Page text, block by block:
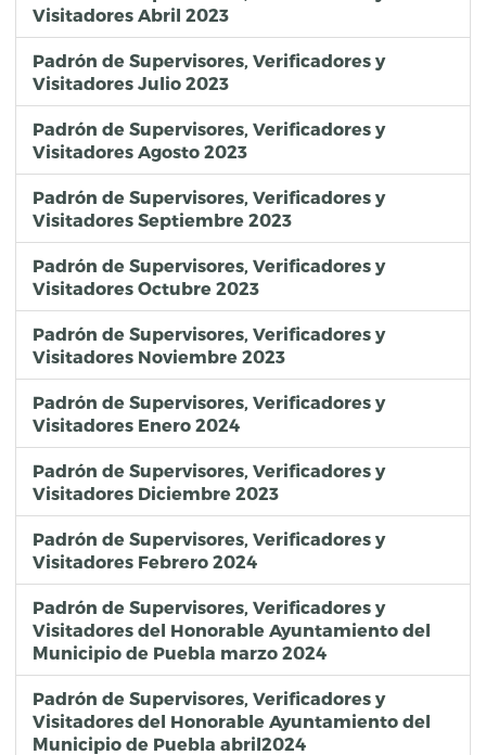
Visitadores Abril 2023
Padrón de Supervisores, Verificadores y
Visitadores Julio 2023
Padrón de Supervisores, Verificadores y
Visitadores Agosto 2023
Padrón de Supervisores, Verificadores y
Visitadores Septiembre 2023
Padrón de Supervisores, Verificadores y
Visitadores Octubre 2023
Padrón de Supervisores, Verificadores y
Visitadores Noviembre 2023
Padrón de Supervisores, Verificadores y
Visitadores Enero 2024
Padrón de Supervisores, Verificadores y
Visitadores Diciembre 2023
Padrón de Supervisores, Verificadores y
Visitadores Febrero 2024
Padrón de Supervisores, Verificadores y
Visitadores del Honorable Ayuntamiento del
Municipio de Puebla marzo 2024
Padrón de Supervisores, Verificadores y
Visitadores del Honorable Ayuntamiento del
Municipio de Puebla abril2024